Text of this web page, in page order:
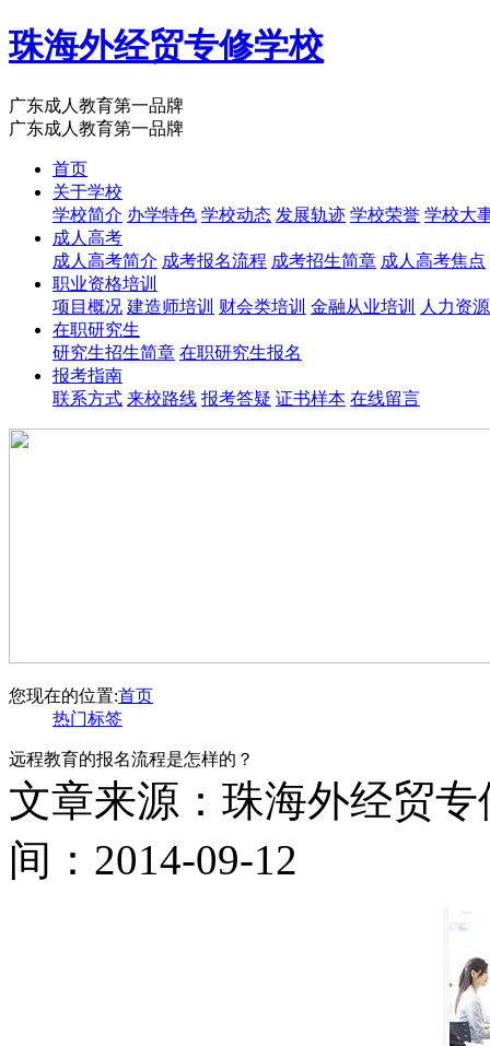
珠海外经贸专修学校
广东成人教育第一品牌
广东成人教育第一品牌
首页
关于学校
学校简介 办学特色 学校动态 发展轨迹 学校荣誉 学校大
成人高考
成人高考简介 成考报名流程 成考招生简章 成人高考焦点
职业资格培训
项目概况 建造师培训 财会类培训 金融从业培训
人力资
在职研究生
研究生招生简章 在职研究生报名
报考指南
联系方式 来校路线 报考答疑 证书样本 在线留言
您现在的位置:首页
热门标签
远程教育的报名流程是怎样的？
文章来源：珠海外经贸
间：2014-09-12